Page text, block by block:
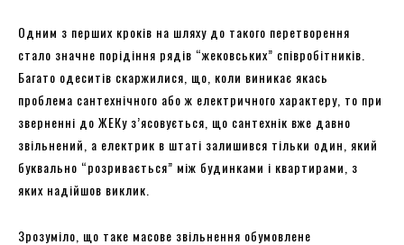
Одним з перших кроків на шляху до такого перетворення
стало значне порідіння рядів “жековських” співробітників.
Багато одеситів скаржилися, що, коли виникає якась
проблема сантехнічного або ж електричного характеру, то при
зверненні до ЖЕКу з’ясовується, що сантехнік вже давно
звільнений, а електрик в штаті залишився тільки один, який
буквально “розривається” між будинками і квартирами, з
яких надійшов виклик.
Зрозуміло, що таке масове звільнення обумовлене